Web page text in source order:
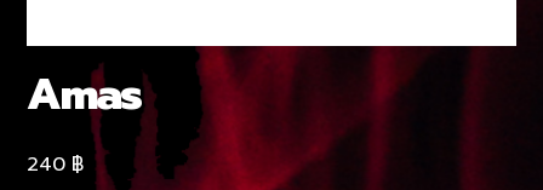
Amas
240 ฿